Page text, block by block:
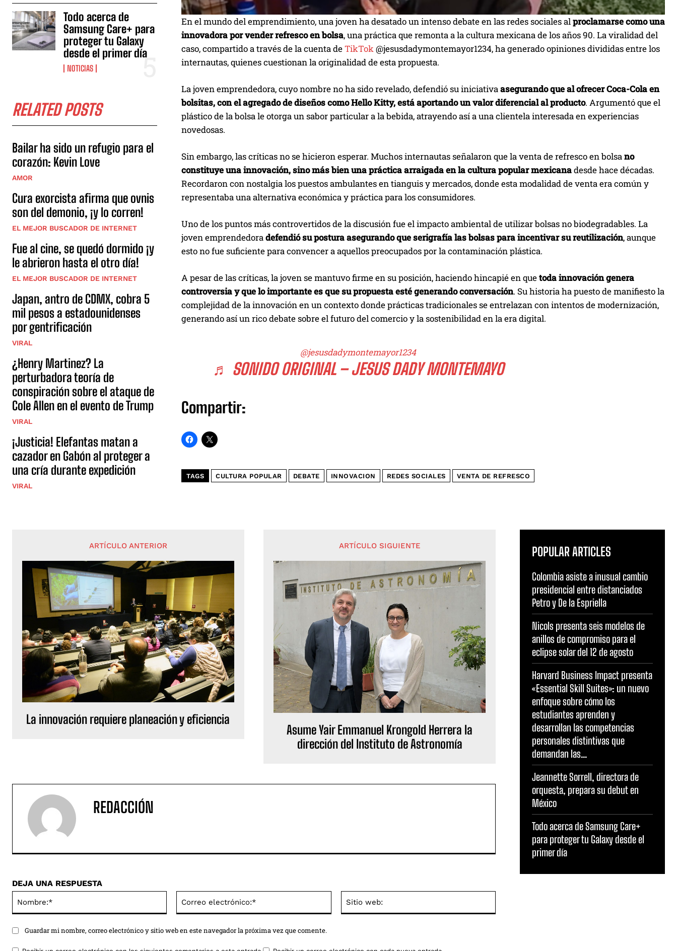
Todo acerca de
Samsung Care+ para
proteger tu Galaxy
desde el primer día
NOTICIAS
RELATED POSTS
Bailar ha sido un refugio para el
corazón: Kevin Love
AMOR
Cura exorcista afirma que ovnis
son del demonio, ¡y lo corren!
EL MEJOR BUSCADOR DE INTERNET
Fue al cine, se quedó dormido ¡y
le abrieron hasta el otro día!
EL MEJOR BUSCADOR DE INTERNET
Japan, antro de CDMX, cobra 5
mil pesos a estadounidenses
por gentrificación
VIRAL
¿Henry Martinez? La
perturbadora teoría de
conspiración sobre el ataque de
Cole Allen en el evento de Trump
VIRAL
¡Justicia! Elefantas matan a
cazador en Gabón al proteger a
una cría durante expedición
VIRAL
En el mundo del emprendimiento, una joven ha desatado un intenso debate en las redes sociales alproclamarse como una
innovadora por vender refresco en bolsa, una práctica que remonta a la cultura mexicana de los años 90. La viralidad del
caso, compartido a través de la cuenta deTikTok@jesusdadymontemayor1234, ha generado opiniones divididas entre los
internautas, quienes cuestionan la originalidad de esta propuesta.
La joven emprendedora, cuyo nombre no ha sido revelado, defendió su iniciativaasegurando que al ofrecer Coca-Cola en
bolsitas, con el agregado de diseños como Hello Kitty, está aportando un valor diferencial al producto. Argumentó que el
plástico de la bolsa le otorga un sabor particular a la bebida, atrayendo así a una clientela interesada en experiencias
novedosas.
Sin embargo, las críticas no se hicieron esperar. Muchos internautas señalaron que la venta de refresco en bolsano
constituye una innovación, sino más bien una práctica arraigada en la cultura popular mexicanadesde hace décadas.
Recordaron con nostalgia los puestos ambulantes en tianguis y mercados, donde esta modalidad de venta era común y
representaba una alternativa económica y práctica para los consumidores.
Uno de los puntos más controvertidos de la discusión fue el impacto ambiental de utilizar bolsas no biodegradables. La
joven emprendedoradefendió su postura asegurando que serigrafía las bolsas para incentivar su reutilización, aunque
esto no fue suficiente para convencer a aquellos preocupados por la contaminación plástica.
A pesar de las críticas, la joven se mantuvo firme en su posición, haciendo hincapié en quetoda innovación genera
controversia y que lo importante es que su propuesta esté generando conversación. Su historia ha puesto de manifiesto la
complejidad de la innovación en un contexto donde prácticas tradicionales se entrelazan con intentos de modernización,
generando así un rico debate sobre el futuro del comercio y la sostenibilidad en la era digital.
@jesusdadymontemayor1234
♬ SONIDO ORIGINAL – JESUS DADY MONTEMAYO
Compartir:
TAGS CULTURA POPULAR DEBATE INNOVACION REDES SOCIALES VENTA DE REFRESCO
ARTÍCULO ANTERIOR
La innovación requiere planeación y eficiencia
ARTÍCULO SIGUIENTE
Asume Yair Emmanuel Krongold Herrera la
dirección del Instituto de Astronomía
REDACCIÓN
DEJA UNA RESPUESTA
electrónico:*
Guardar mi nombre, correo electrónico y sitio web en este navegador la próxima vez que comente.
POPULAR ARTICLES
Colombia asiste a inusual cambio
presidencial entre distanciados
Petro y De la Espriella
Nicols presenta seis modelos de
anillos de compromiso para el
eclipse solar del 12 de agosto
Harvard Business Impact presenta
«Essential Skill Suites»: un nuevo
enfoque sobre cómo los
estudiantes aprenden y
desarrollan las competencias
personales distintivas que
demandan las...
Jeannette Sorrell, directora de
orquesta, prepara su debut en
México
Todo acerca de Samsung Care+
para proteger tu Galaxy desde el
primer día